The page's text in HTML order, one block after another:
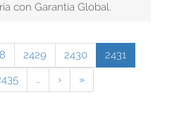
con Garantía Global.
2429 2430
2431
… › »